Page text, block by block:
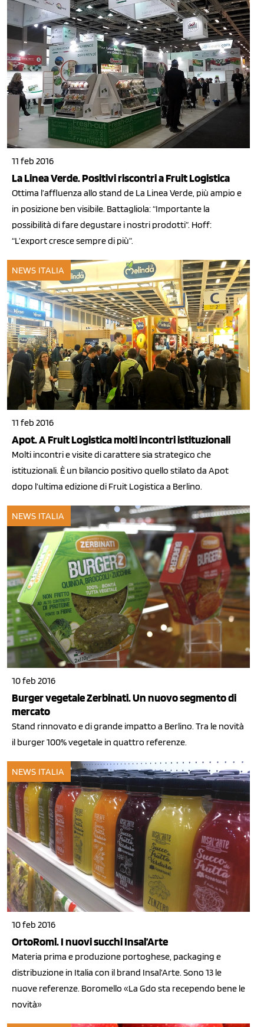
11 feb 2016
La Linea Verde. Positivi riscontri a Fruit Logistica
Ottima l’affluenza allo stand de La Linea Verde, più ampio e
in posizione ben visibile. Battagliola: “Importante la
possibilità di fare degustare i nostri prodotti”. Hoff:
“L’export cresce sempre di più”.
NEWS ITALIA
11 feb 2016
Apot. A Fruit Logistica molti incontri istituzionali
Molti incontri e visite di carattere sia strategico che
istituzionali. È un bilancio positivo quello stilato da Apot
dopo l’ultima edizione di Fruit Logistica a Berlino.
NEWS ITALIA
10 feb 2016
Burger vegetale Zerbinati. Un nuovo segmento di
mercato
Stand rinnovato e di grande impatto a Berlino. Tra le novità
il burger 100% vegetale in quattro referenze.
NEWS ITALIA
10 feb 2016
OrtoRomi. I nuovi succhi Insal’Arte
Materia prima e produzione portoghese, packaging e
distribuzione in Italia con il brand Insal’Arte. Sono 13 le
nuove referenze. Boromello «La Gdo sta recependo bene le
novità»